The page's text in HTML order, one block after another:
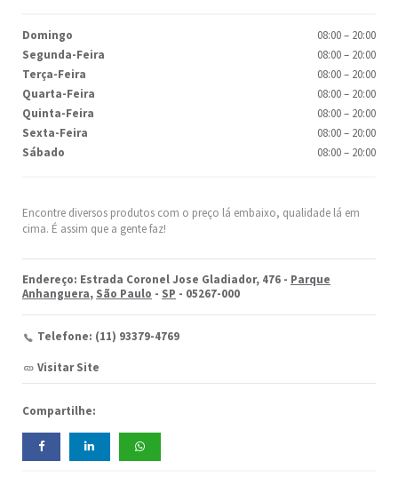
Encontre diversos produtos com o preço lá embaixo, qualidade lá em
cima. É assim que a gente faz!
Endereço: Estrada Coronel Jose Gladiador, 476 - Parque
Anhanguera, São Paulo - SP - 05267-000
Telefone: (11) 93379-4769
Visitar Site
Compartilhe:
Domingo 08:00– 20:00
Segunda-Feira
08:00– 20:00
Terça-Feira
08:00– 20:00
Quarta-Feira
08:00– 20:00
Quinta-Feira
08:00– 20:00
Sexta-Feira
08:00– 20:00
Sábado
08:00– 20:00